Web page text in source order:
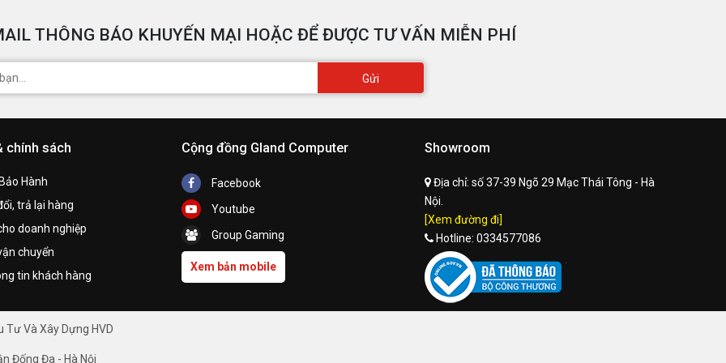
THÔNG BÁO KHUYẾN MẠI HOẶC ĐỂ ĐƯỢC TƯ VẤN MIỄN PHÍ
Gửi
chính sách
Hành
trả lại hàng
doanh nghiệp
chuyển
tin khách hàng
Cộng đồng Gland Computer
Facebook
Youtube
Group Gaming
Xem bản mobile
Showroom
Địa chỉ: số 37-39 Ngõ 29 Mạc Thái Tông - Hà
Nội.
[Xem đường đi]
Hotline: 0334577086
Và Xây Dựng HVD
Đống Đa - Hà Nội